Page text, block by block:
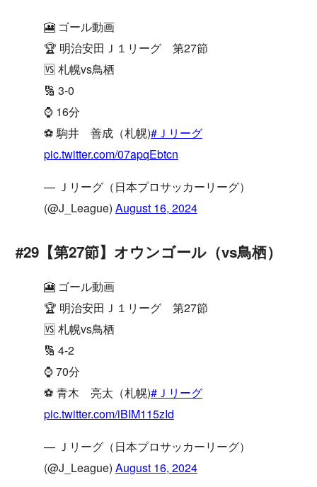
🎦 ゴール動画
🏆 明治安田Ｊ１リーグ 第27節
🆚 札幌vs鳥栖
🔢 3-0
⌚️ 16分
⚽️ 駒井 善成（札幌)#Ｊリーグ
pic.twitter.com/07apqEbtcn
— Ｊリーグ（日本プロサッカーリーグ）
(@J_League) August 16, 2024
#29【第27節】オウンゴール（vs鳥栖）
🎦 ゴール動画
🏆 明治安田Ｊ１リーグ 第27節
🆚 札幌vs鳥栖
🔢 4-2
⌚️ 70分
⚽️ 青木 亮太（札幌)#Ｊリーグ
pic.twitter.com/iBIM115zId
— Ｊリーグ（日本プロサッカーリーグ）
(@J_League) August 16, 2024